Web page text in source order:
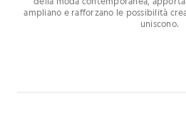
ampliano e rafforzano le possibilità
uniscono.